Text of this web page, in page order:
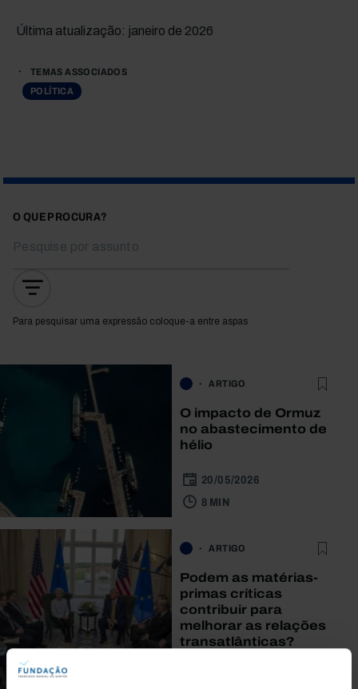
Última atualização: janeiro de 2026
TEMAS ASSOCIADOS
POLÍTICA
O QUE PROCURA?
Para pesquisar uma expressão coloque-a entre aspas
ARTIGO
O impacto de Ormuz
no abastecimento de
hélio
20/05/2026
8 MIN
ARTIGO
Podem as matérias-
primas críticas
contribuir para
melhorar as relações
transatlânticas?